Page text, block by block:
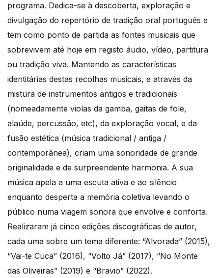
programa. Dedica-se à descoberta, exploração e
divulgação do repertório de tradição oral português e
tem como ponto de partida as fontes musicais que
sobrevivem até hoje em registo áudio, vídeo, partitura
ou tradição viva. Mantendo as características
identitárias destas recolhas musicais, e através da
mistura de instrumentos antigos e tradicionais
(nomeadamente violas da gamba, gaitas de fole,
alaúde, percussão, etc), da exploração vocal, e da
fusão estética (música tradicional / antiga /
contemporânea), criam uma sonoridade de grande
originalidade e de surpreendente harmonia. A sua
música apela a uma escuta ativa e ao silêncio
enquanto desperta a memória coletiva levando o
público numa viagem sonora que envolve e conforta.
Realizaram já cinco edições discográficas de autor,
cada uma sobre um tema diferente: “Alvorada” (2015),
“Vai-te Cuca” (2016), “Volto Já” (2017), “No Monte
das Oliveiras” (2019) e “Bravio” (2022).